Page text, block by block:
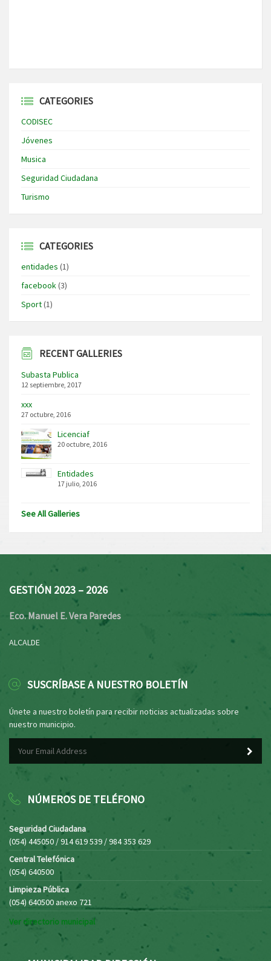
CATEGORIES
CODISEC
Jóvenes
Musica
Seguridad Ciudadana
Turismo
CATEGORIES
entidades (1)
facebook(3)
Sport(1)
RECENT GALLERIES
Subasta Publica
12 septiembre, 2017
xxx
27 octubre, 2016
Licenciaf
20 octubre, 2016
Entidades
17 julio, 2016
See All Galleries
GESTIÓN 2023 – 2026
Eco. Manuel E. Vera Paredes
ALCALDE
SUSCRÍBASE A NUESTRO BOLETÍN
Únete a nuestro boletín para recibir noticias actualizadas sobre
nuestro municipio.
NÚMEROS DE TELÉFONO
Seguridad Ciudadana
(054) 445050 / 914 619 539 / 984 353 629
Central Telefónica
(054) 640500
Limpieza Pública
(054) 640500 anexo 721
Ver directorio municipal